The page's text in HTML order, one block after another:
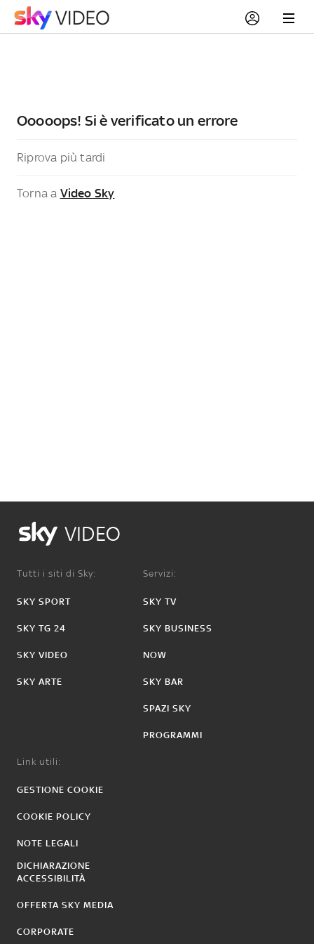
Ooooops! Si è verificato un errore
Riprova più tardi
Torna a Video Sky
VIDEO
Tutti i siti di Sky:
SKY SPORT
SKY TG 24
SKY VIDEO
SKY ARTE
Servizi:
SKY TV
SKY BUSINESS
NOW
SKY BAR
SPAZI SKY
PROGRAMMI
Link utili:
GESTIONE COOKIE
COOKIE POLICY
NOTE LEGALI
DICHIARAZIONE
ACCESSIBILITÀ
OFFERTA SKY MEDIA
CORPORATE